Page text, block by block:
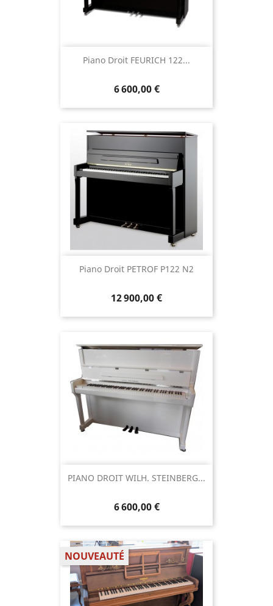
Piano Droit FEURICH 122...
6 600,00 €
Piano Droit PETROF P122 N2
12 900,00 €
PIANO DROIT WILH. STEINBERG...
6 600,00 €
NOUVEAUTÉ